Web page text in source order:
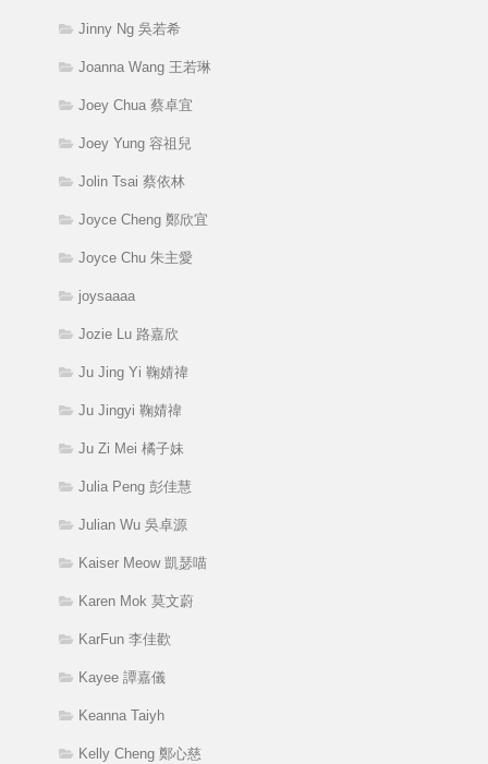
Jinny Ng 吳若希
Joanna Wang 王若琳
Joey Chua 蔡卓宜
Joey Yung 容祖兒
Jolin Tsai 蔡依林
Joyce Cheng 鄭欣宜
Joyce Chu 朱主愛
joysaaaa
Jozie Lu 路嘉欣
Ju Jing Yi 鞠婧禕
Ju Jingyi 鞠婧禕
Ju Zi Mei 橘子妹
Julia Peng 彭佳慧
Julian Wu 吳卓源
Kaiser Meow 凱瑟喵
Karen Mok 莫文蔚
KarFun 李佳歡
Kayee 譚嘉儀
Keanna Taiyh
Kelly Cheng 鄭心慈